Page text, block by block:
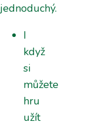
jednoduchý.
I
když
si
můžete
hru
užít